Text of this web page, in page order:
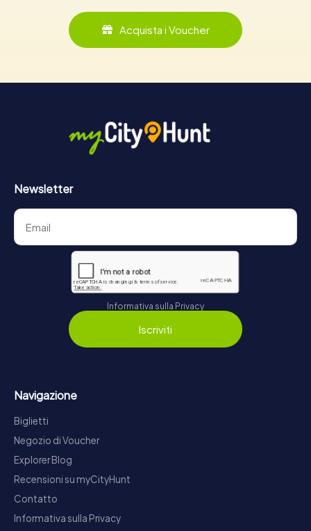
Acquista i Voucher
Newsletter
Informativa sulla Privacy
Iscriviti
Navigazione
Biglietti
Negozio di Voucher
Explorer Blog
Recensioni su myCityHunt
Contatto
Informativa sulla Privacy